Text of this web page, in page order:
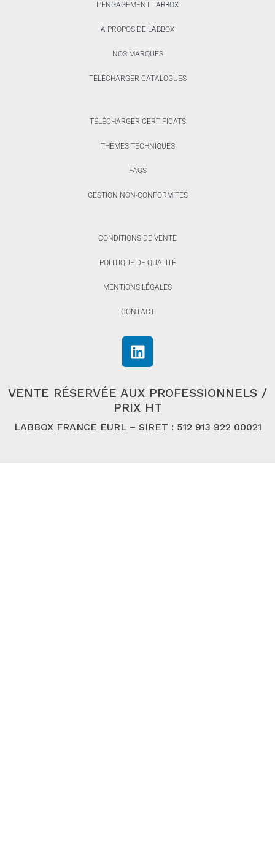
L’ENGAGEMENT LABBOX
A PROPOS DE LABBOX
NOS MARQUES
TÉLÉCHARGER CATALOGUES
TÉLÉCHARGER CERTIFICATS
THÈMES TECHNIQUES
FAQS
GESTION NON-CONFORMITÉS
CONDITIONS DE VENTE
POLITIQUE DE QUALITÉ
MENTIONS LÉGALES
CONTACT
VENTE RÉSERVÉE AUX PROFESSIONNELS /
PRIX HT
LABBOX FRANCE EURL – SIRET : 512 913 922 00021